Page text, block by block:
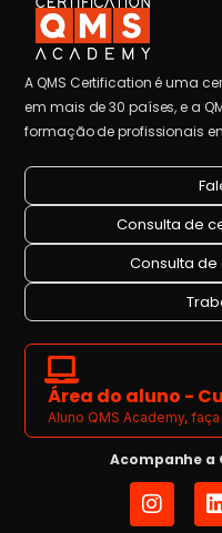
A QMS Certification é uma
em mais de 30 países, e a
formação de profissionais
Consulta de
Consulta
Área do aluno -
Aluno QMS Academy,
Acompanhe a
I
n
i